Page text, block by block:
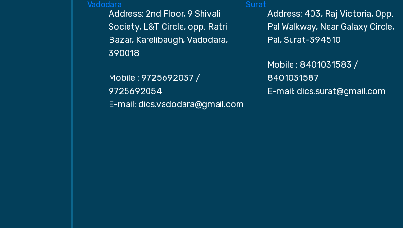
Address: 2nd Floor, 9 Shivali
Society, L&T Circle, opp. Ratri
Bazar, Karelibaugh, Vadodara,
390018
Mobile : 9725692037 /
9725692054
E-mail: dics.vadodara@gmail.com
Address: 403, Raj Victoria, Opp.
Pal Walkway, Near Galaxy Circle,
Pal, Surat-394510
Mobile : 8401031583 /
8401031587
E-mail: dics.surat@gmail.com